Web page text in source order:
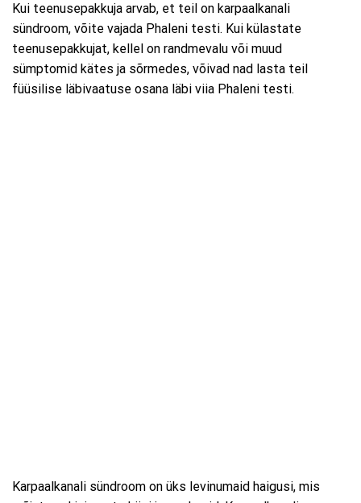
Kui teenusepakkuja arvab, et teil on karpaalkanali
sündroom, võite vajada Phaleni testi. Kui külastate
teenusepakkujat, kellel on randmevalu või muud
sümptomid kätes ja sõrmedes, võivad nad lasta teil
füüsilise läbivaatuse osana läbi viia Phaleni testi.
Karpaalkanali sündroom on üks levinumaid haigusi, mis